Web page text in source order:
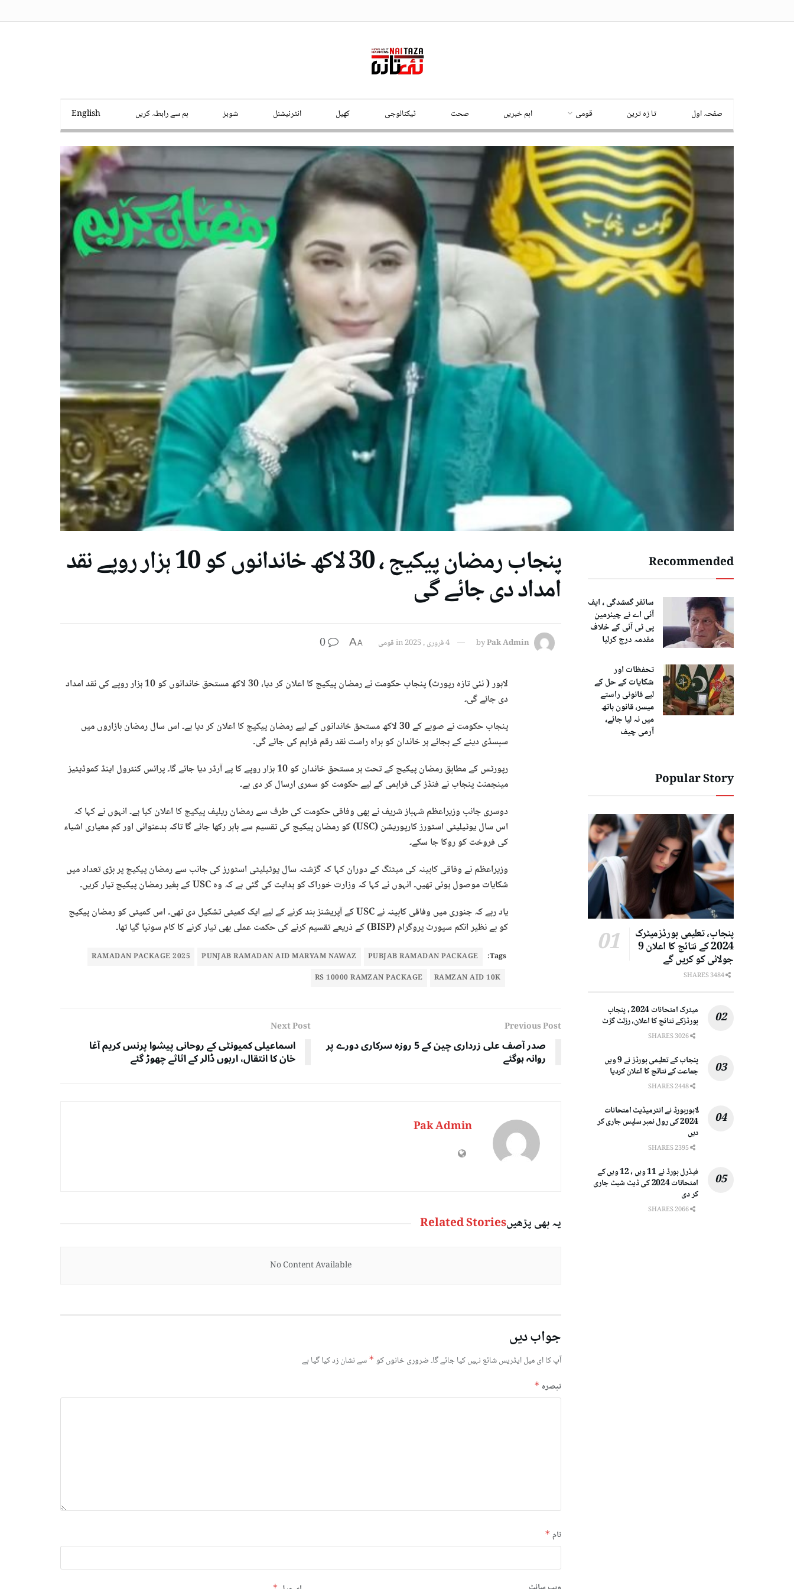
صفحہ اول تا زہ ترین قومی اہم خبریں صحت ٹیکنالوجی کھیل انٹرنیشنل شوبز ہم سے رابطہ کریں English
پنجاب رمضان پیکیج ، 30 لاکھ خاندانوں کو 10 ہزار روپے نقد
امداد دی جائے گی
byPak Admin 4 فروری , 2025 inقومی A
A
0
لاہور ( نئی تازہ رپورٹ) پنجاب حکومت نے رمضان پیکیج کا اعلان کر دیا، 30 لاکھ مستحق خاندانوں کو 10 ہزار روپے کی نقد امداد
دی جائے گی۔
پنجاب حکومت نے صوبے کے 30 لاکھ مستحق خاندانوں کے لیے رمضان پیکیج کا اعلان کر دیا ہے۔ اس سال رمضان بازاروں میں
سبسڈی دینے کے بجائے ہر خاندان کو براہ راست نقد رقم فراہم کی جائے گی۔
رپورٹس کے مطابق رمضان پیکیج کے تحت ہر مستحق خاندان کو 10 ہزار روپے کا پے آرڈر دیا جائے گا۔ پرائس کنٹرول اینڈ کموڈیٹیز
مینجمنٹ پنجاب نے فنڈز کی فراہمی کے لیے حکومت کو سمری ارسال کر دی ہے۔
دوسری جانب وزیراعظم شہباز شریف نے بھی وفاقی حکومت کی طرف سے رمضان ریلیف پیکیج کا اعلان کیا ہے۔ انہوں نے کہا کہ
اس سال یوٹیلیٹی اسٹورز کارپوریشن (USC) کو رمضان پیکیج کی تقسیم سے باہر رکھا جائے گا تاکہ بدعنوانی اور کم معیاری اشیاء
کی فروخت کو روکا جا سکے۔
وزیراعظم نے وفاقی کابینہ کی میٹنگ کے دوران کہا کہ گزشتہ سال یوٹیلیٹی اسٹورز کی جانب سے رمضان پیکیج پر بڑی تعداد میں
شکایات موصول ہوئی تھیں۔ انہوں نے کہا کہ وزارت خوراک کو ہدایت کی گئی ہے کہ وہ USC کے بغیر رمضان پیکیج تیار کریں۔
یاد رہے کہ جنوری میں وفاقی کابینہ نے USC کے آپریشنز بند کرنے کے لیے ایک کمیٹی تشکیل دی تھی۔ اس کمیٹی کو رمضان پیکیج
کو بے نظیر انکم سپورٹ پروگرام (BISP) کے ذریعے تقسیم کرنے کی حکمت عملی بھی تیار کرنے کا کام سونپا گیا تھا۔
Tags:
PUBJAB RAMADAN PACKAGE
PUNJAB RAMADAN AID MARYAM NAWAZ
RAMADAN PACKAGE 2025
RAMZAN AID 10K
RS 10000 RAMZAN PACKAGE
Previous Post
صدر آصف علی زرداری چین کے 5 روزہ سرکاری دورے پر
روانہ ہوگئے
Next Post
اسماعیلی کمیونٹی کے روحانی پیشوا پرنس کریم آغا
خان کا انتقال، اربوں ڈالر کے اثاثے چھوڑ گئے
Pak Admin
یہ بھی پڑھیںRelated Stories
No Content Available
جواب دیں
آپ کا ای میل ایڈریس شائع نہیں کیا جائے گا۔ضروری خانوں کو * سے نشان زد کیا گیا ہے
تبصرہ *
نام *
Recommended
سائفر گمشدگی ، ایف
آئی اے نے چیئرمین
پی ٹی آئی کے خلاف
مقدمہ درج کرلیا
تحفظات اور
شکایات کے حل کے
لیے قانونی راستے
میسر، قانون ہاتھ
میں نہ لیا جائے،
آرمی چیف
Popular Story
پنجاب، تعلیمی بورڈزمیٹرک
2024 کے نتائج کا اعلان 9
جولائی کو کریں گے
میٹرک امتحانات 2024 ، پنجاب
بورڈزکے نتائج کا اعلان، رزلٹ گزٹ
پنجاب کے تعلیمی بورڈز نے 9 ویں
جماعت کے نتائج کا اعلان کردیا
لاہوربورڈ نے انٹرمیڈیٹ امتحانات
2024 کی رول نمبر سلپس جاری کر
دیں
فیڈرل بورڈ نے 11 ویں ، 12 ویں کے
امتحانات 2024 کی ڈیٹ شیٹ جاری
کر دی